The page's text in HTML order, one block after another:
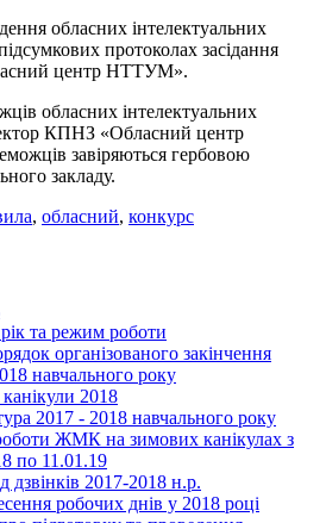
обласних інтелектуальних
протоколах засідання
центр НТТУМ».
обласних інтелектуальних
КПНЗ «Обласний центр
завіряються гербовою
закладу.
, обласний, конкурс
та режим роботи
організованого закінчення
навчального року
2018
2017 - 2018 навчального року
ЖМК на зимових канікулах з
по 11.01.19
дзвінків 2017-2018 н.р.
робочих днів у 2018 році